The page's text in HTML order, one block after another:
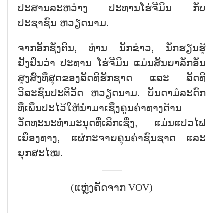
ປະສານລະຫວ່າງ ປະທານໂຮ່ຈີມິນ ກັບ
ປະຊາຊົນ ຫວຽດນາມ.
ຈາກອັກຊັງຕິນ, ທ່ານ ນັກຂ່າວ, ນັກຮຽນຮູ້
ຢັ້ງຢືນວ່າ ປະທານ ໂຮ່ຈີມິນ ແມ່ນສັນຍາລັກອັນ
ສູງສົ່ງທີ່ສຸດຂອງລັດທິຮັກຊາດ ແລະ ລັດທິ
ວິລະຊົນປະຕິວັດ ຫວຽດນາມ. ບັນດາມໍລະດົກ
ທີ່ເພິ່ນປະໄວ້ໃຫ້ນຳມາເຊິ່ງຄູນຄ່າທາງດ້ານ
ວັດທະນະທຳມະນຸດທີ່ເລິກເຊິ່ງ, ແມ່ນແປວໄຟ
ເຍືອງທາງ, ແຜ່ກະຈາຍຄຸນຄ່າຊົນຊາດ ແລະ
ຍຸກສະໄໝ.
(ແຫຼ່ງຄັດຈາກ VOV)